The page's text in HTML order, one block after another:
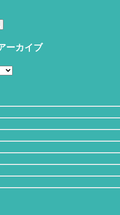
ーカイブ
の研究結果。昼寝
に血圧を下げてく